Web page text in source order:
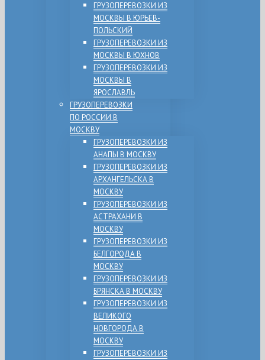
ГРУЗОПЕРЕВОЗКИ ИЗ
МОСКВЫ В ЮРЬЕВ-
ПОЛЬСКИЙ
ГРУЗОПЕРЕВОЗКИ ИЗ
МОСКВЫ В ЮХНОВ
ГРУЗОПЕРЕВОЗКИ ИЗ
МОСКВЫ В
ЯРОСЛАВЛЬ
ГРУЗОПЕРЕВОЗКИ
ПО РОССИИ В
МОСКВУ
ГРУЗОПЕРЕВОЗКИ ИЗ
АНАПЫ В МОСКВУ
ГРУЗОПЕРЕВОЗКИ ИЗ
АРХАНГЕЛЬСКА В
МОСКВУ
ГРУЗОПЕРЕВОЗКИ ИЗ
АСТРАХАНИ В
МОСКВУ
ГРУЗОПЕРЕВОЗКИ ИЗ
БЕЛГОРОДА В
МОСКВУ
ГРУЗОПЕРЕВОЗКИ ИЗ
БРЯНСКА В МОСКВУ
ГРУЗОПЕРЕВОЗКИ ИЗ
ВЕЛИКОГО
НОВГОРОДА В
МОСКВУ
ГРУЗОПЕРЕВОЗКИ ИЗ